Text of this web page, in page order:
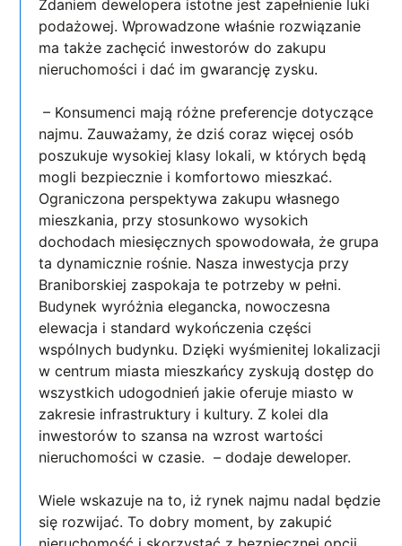
Zdaniem dewelopera istotne jest zapełnienie luki
podażowej. Wprowadzone właśnie rozwiązanie
ma także zachęcić inwestorów do zakupu
nieruchomości i dać im gwarancję zysku.
– Konsumenci mają różne preferencje dotyczące
najmu. Zauważamy, że dziś coraz więcej osób
poszukuje wysokiej klasy lokali, w których będą
mogli bezpiecznie i komfortowo mieszkać.
Ograniczona perspektywa zakupu własnego
mieszkania, przy stosunkowo wysokich
dochodach miesięcznych spowodowała, że grupa
ta dynamicznie rośnie. Nasza inwestycja przy
Braniborskiej zaspokaja te potrzeby w pełni.
Budynek wyróżnia elegancka, nowoczesna
elewacja i standard wykończenia części
wspólnych budynku. Dzięki wyśmienitej lokalizacji
w centrum miasta mieszkańcy zyskują dostęp do
wszystkich udogodnień jakie oferuje miasto w
zakresie infrastruktury i kultury. Z kolei dla
inwestorów to szansa na wzrost wartości
nieruchomości w czasie. – dodaje deweloper.
Wiele wskazuje na to, iż rynek najmu nadal będzie
się rozwijać. To dobry moment, by zakupić